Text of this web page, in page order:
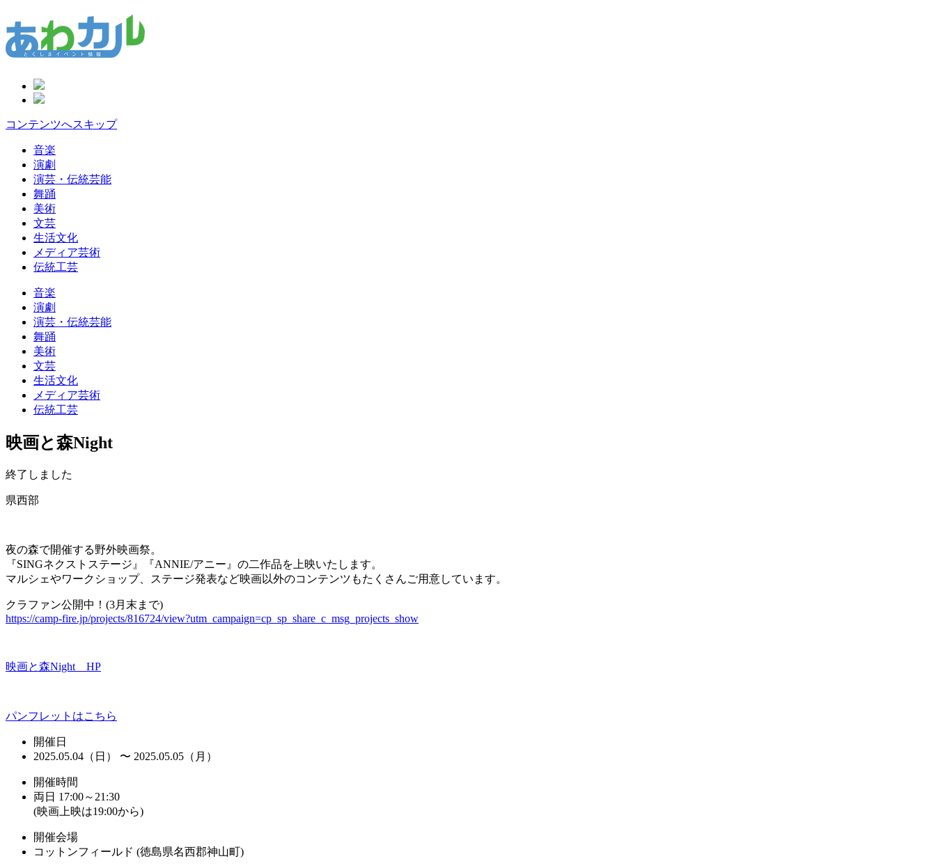
コンテンツへスキップ
音楽
演劇
演芸・伝統芸能
舞踊
美術
文芸
生活文化
メディア芸術
伝統工芸
音楽
演劇
演芸・伝統芸能
舞踊
美術
文芸
生活文化
メディア芸術
伝統工芸
映画と森Night
終了しました
県西部
夜の森で開催する野外映画祭。
『SINGネクストステージ』『ANNIE/アニー』の二作品を上映いたします。
マルシェやワークショップ、ステージ発表など映画以外のコンテンツもたくさんご用意しています。
クラファン公開中！(3月末まで)
https://camp-fire.jp/projects/816724/view?utm_campaign=cp_sp_share_c_msg_projects_show
映画と森Night HP
パンフレットはこちら
開催日
2025.05.04（日） 〜 2025.05.05（月）
開催時間
両日 17:00～21:30
(映画上映は19:00から)
開催会場
コットンフィールド (徳島県名西郡神山町)